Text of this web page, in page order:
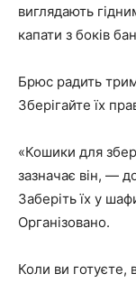
виглядають
капати з боків
Брюс радить
Зберігайте їх
«Кошики для
зазначає він, —
Заберіть їх у
Організовано.
Коли ви готуєте,